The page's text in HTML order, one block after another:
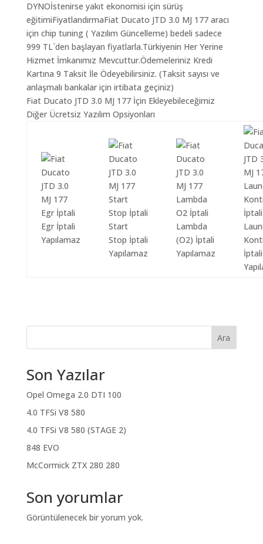
DYNOİstenirse yakıt ekonomisi için sürüş
eğitimiFiyatlandırmaFiat Ducato JTD 3.0 MJ 177 aracı
için chip tuning ( Yazılım Güncelleme) bedeli sadece
999 TL`den başlayan fiyatlarla.Türkiyenin Her Yerine
Hizmet İmkanımız Mevcuttur.Ödemeleriniz Kredi
Kartına 9 Taksit İle Ödeyebilirsiniz. (Taksit sayısı ve
anlaşmalı bankalar için irtibata geçiniz)
Fiat Ducato JTD 3.0 MJ 177 İçin Ekleyebileceğimiz
Diğer Ücretsiz Yazılım Opsiyonları
Egr İptali
Yapılamaz
Start
Stop İptali
Yapılamaz
Lambda
(O2) İptali
Yapılamaz
İptali
Ara
Son Yazılar
Opel Omega 2.0 DTI 100
4.0 TFSi V8 580
4.0 TFSi V8 580 (STAGE 2)
848 EVO
McCormick ZTX 280 280
Son yorumlar
Görüntülenecek bir yorum yok.